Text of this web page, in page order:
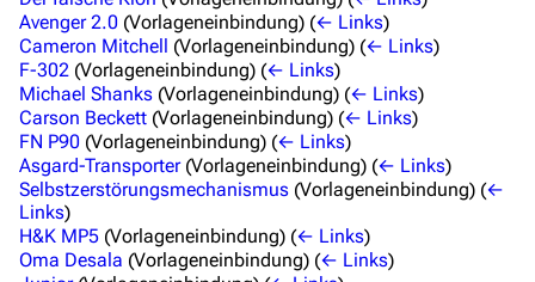
Filme
Das Stargate-Universum
Themenportal
Personen
Völker
Orte
Avenger 2.0 (Vorlageneinbindung) (← Links)
Cameron Mitchell
(Vorlageneinbindung) (← Links)
F-302 (Vorlageneinbindung) (← Links)
Michael Shanks (Vorlageneinbindung) (← Links)
Carson Beckett (Vorlageneinbindung) (← Links)
FN P90 (Vorlageneinbindung) (← Links)
Asgard-Transporter(Vorlageneinbindung) (← Links)
Selbstzerstörungsmechanismus (Vorlageneinbindung) (←
Links)
H&K MP5 (Vorlageneinbindung) (← Links)
Oma Desala (Vorlageneinbindung) (← Links)